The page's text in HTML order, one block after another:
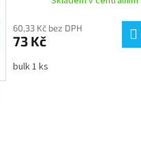
60,33 Kč bez DPH
73 Kč
bulk 1 ks